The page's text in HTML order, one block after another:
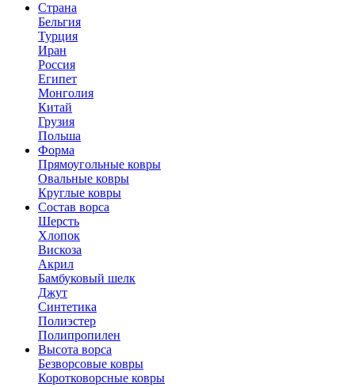
Страна
Бельгия
Турция
Иран
Россия
Египет
Монголия
Китай
Грузия
Польша
Форма
Прямоугольные ковры
Овальные ковры
Круглые ковры
Состав ворса
Шерсть
Хлопок
Вискоза
Акрил
Бамбуковый шелк
Джут
Синтетика
Полиэстер
Полипропилен
Высота ворса
Безворсовые ковры
Коротковорсные ковры